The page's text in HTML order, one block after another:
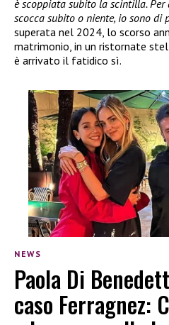
è scoppiata subito la scintilla.
scocca subito o niente, io sono di
superata nel 2024, lo scorso
matrimonio, in un ristornate
è arrivato il fatidico sì.
NEWS
Paola Di
caso Ferragnez: